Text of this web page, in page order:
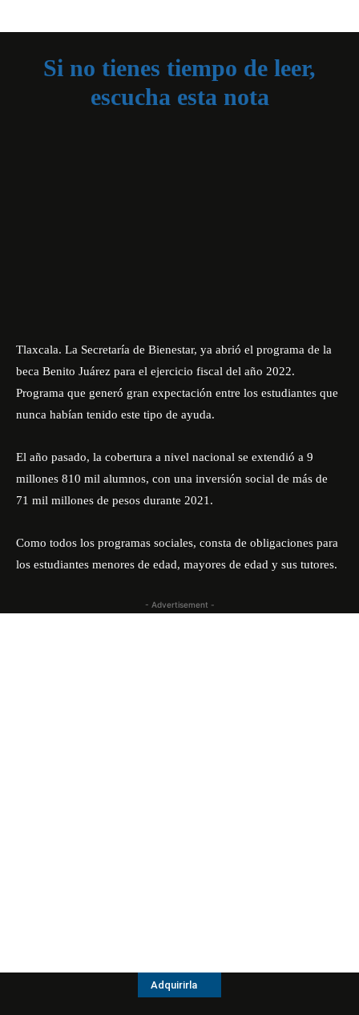
Si no tienes tiempo de leer,
escucha esta nota
Tlaxcala. La Secretaría de Bienestar, ya abrió el programa de la
beca Benito Juárez para el ejercicio fiscal del año 2022.
Programa que generó gran expectación entre los estudiantes que
nunca habían tenido este tipo de ayuda.
El año pasado, la cobertura a nivel nacional se extendió a 9
millones 810 mil alumnos, con una inversión social de más de
71 mil millones de pesos durante 2021.
Como todos los programas sociales, consta de obligaciones para
los estudiantes menores de edad, mayores de edad y sus tutores.
- Advertisement -
Adquirirla